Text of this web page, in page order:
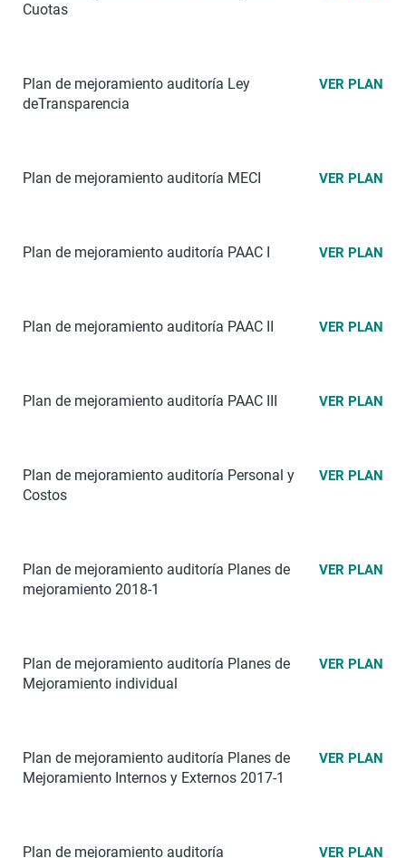
Cuotas
Plan de mejoramiento auditoría Ley
deTransparencia
VER PLAN
Plan de mejoramiento auditoría MECI VER PLAN
Plan de mejoramiento auditoría PAAC I VER PLAN
Plan de mejoramiento auditoría PAAC II VER PLAN
Plan de mejoramiento auditoría PAAC III VER PLAN
Plan de mejoramiento auditoría Personal y
Costos
VER PLAN
Plan de mejoramiento auditoría Planes de
mejoramiento 2018-1
VER PLAN
Plan de mejoramiento auditoría Planes de
Mejoramiento individual
VER PLAN
Plan de mejoramiento auditoría Planes de
Mejoramiento Internos y Externos 2017-1
VER PLAN
Plan de mejoramiento auditoría VER PLAN